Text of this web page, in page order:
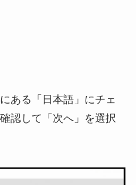
ある「日本語」にチェ
認して「次へ」を選択